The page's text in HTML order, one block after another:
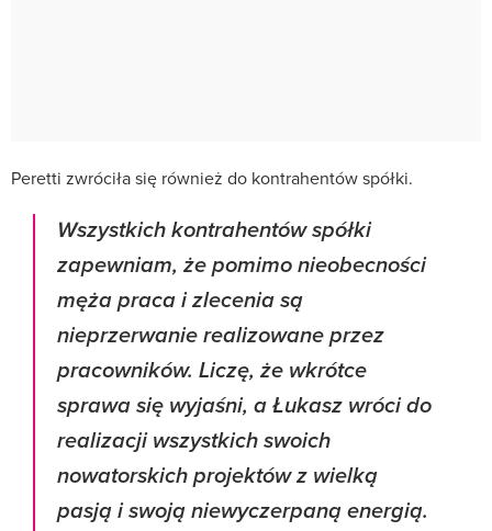
Peretti zwróciła się również do kontrahentów spółki.
Wszystkich kontrahentów spółki
zapewniam, że pomimo nieobecności
męża praca i zlecenia są
nieprzerwanie realizowane przez
pracowników. Liczę, że wkrótce
sprawa się wyjaśni, a Łukasz wróci do
realizacji wszystkich swoich
nowatorskich projektów z wielką
pasją i swoją niewyczerpaną energią.